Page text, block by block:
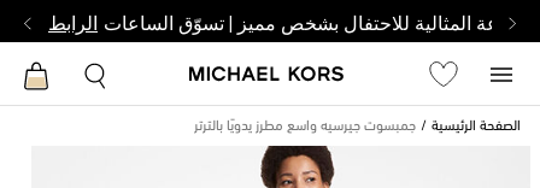
الساعة المثالية للاحتفال بشخص مميز | تسوّق الساعات الرابط
الصفحة الرئيسية جمبسوت جيرسيه واسع مطرز يدويًا بالترتر